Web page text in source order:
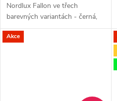
Nordlux Fallon ve třech
barevných variantách - černá,
bílá a nerez.
Akce